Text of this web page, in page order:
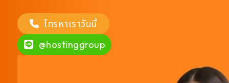
โทรหาเราวันนี้
@hostinggroup